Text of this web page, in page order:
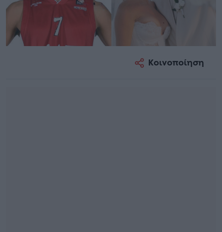
Κοινοποίηση